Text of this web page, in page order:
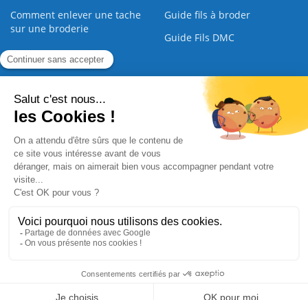
Comment enlever une tache
sur une broderie
Guide fils à broder
Guide Fils DMC
Guide de la Broderie
Commande Papier Qui sommes nous Nous contacter |
Paiement sécurisé
2008 - 2026 © CreaMagic. ALL Rights Reserved.